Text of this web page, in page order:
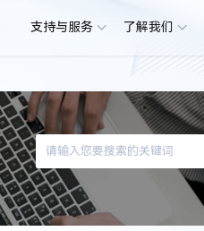
支持与服务
了解我们